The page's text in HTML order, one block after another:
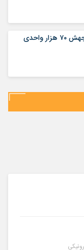
بورس تهران سبزپوش شد؛ جهش ۷۰ هزار واحدی